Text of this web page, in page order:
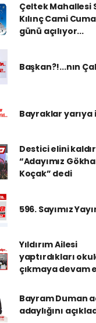
Çeltek Mahallesi
Kılınç Cami
günü açılıyor...
Başkan?!...nın
Bayraklar yarıya
Destici elini
“Adayımız
Koçak” dedi
596. Sayımız
Yıldırım Ailesi
yaptırdıkları
çıkmaya devam
Bayram Duman
adaylığını